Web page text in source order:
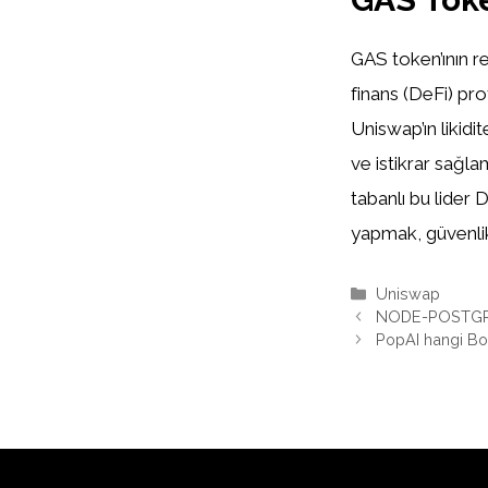
GAS
finans (DeFi)
Uniswap’ın
ve istikrar
tabanlı bu lider
yapmak,
Kategoriler
Uniswap
NODE-
PopAI hangi